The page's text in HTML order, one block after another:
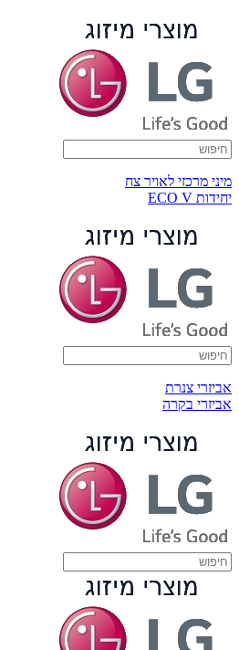
מיני מרכזי לאויר צח
יחידות ECO V
אביזרי צנרת
אביזרי בקרה